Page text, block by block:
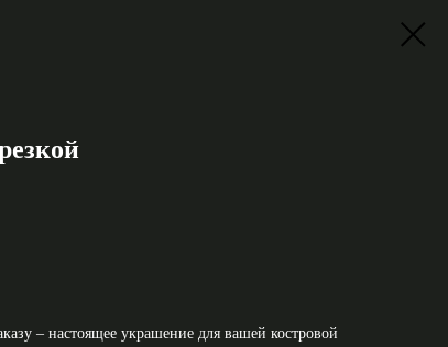
– настоящее украшение для вашей костровой